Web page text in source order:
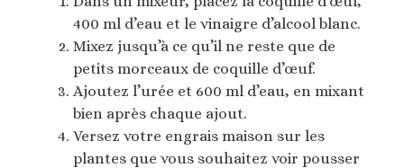
400 ml d’eau et le vinaigre d’alcool blanc.
Mixez jusqu’à ce qu’il ne reste que de
petits morceaux de coquille d’œuf.
Ajoutez l’urée et 600 ml d’eau, en mixant
bien après chaque ajout.
Versez votre engrais maison sur les
plantes que vous souhaitez voir pousser